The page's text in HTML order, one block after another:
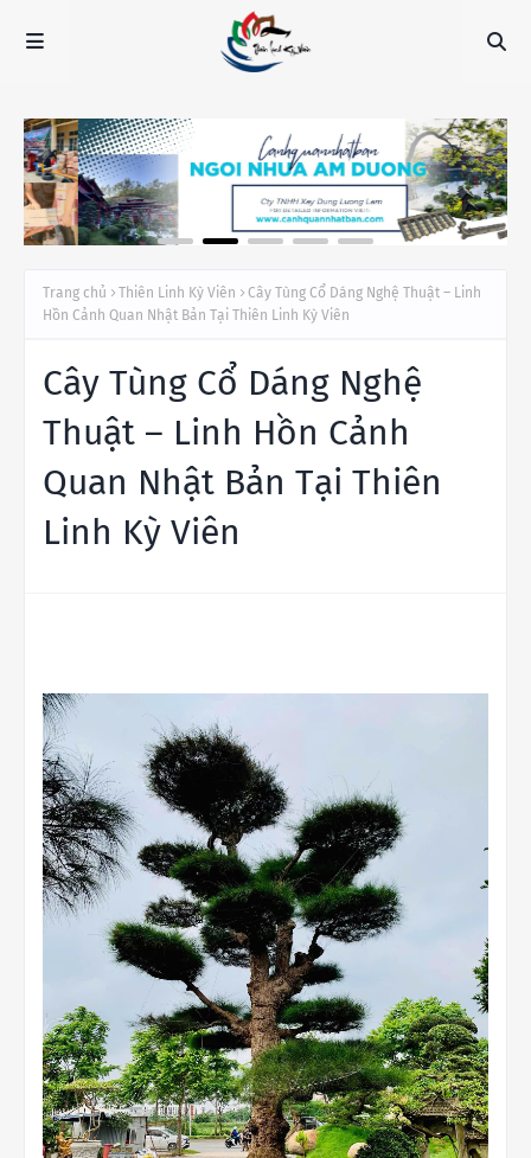
Trang chủ Thiên Linh Kỳ Viên
Cây Tùng Cổ Dáng Nghệ Thuật – Linh
Hồn Cảnh Quan Nhật Bản Tại Thiên Linh Kỳ Viên
Cây Tùng Cổ Dáng Nghệ
Thuật – Linh Hồn Cảnh
Quan Nhật Bản Tại Thiên
Linh Kỳ Viên